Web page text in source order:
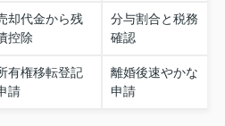
却代金から残
控除
分与割合と税務
確認
有権移転登記
請
離婚後速やかな
申請